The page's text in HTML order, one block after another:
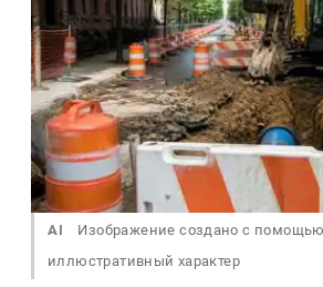
AI
Изображение создано с
иллюстративный характер